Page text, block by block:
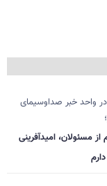
واحد خبر صداوسیمای
مسئولان، امیدآفرینی